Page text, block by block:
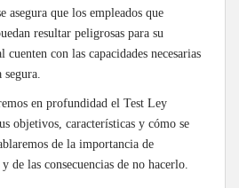
asegura que los empleados que
resultar peligrosas para su
con las capacidades necesarias
en profundidad el Test Ley
objetivos, características y cómo se
de la importancia de
de las consecuencias de no hacerlo.